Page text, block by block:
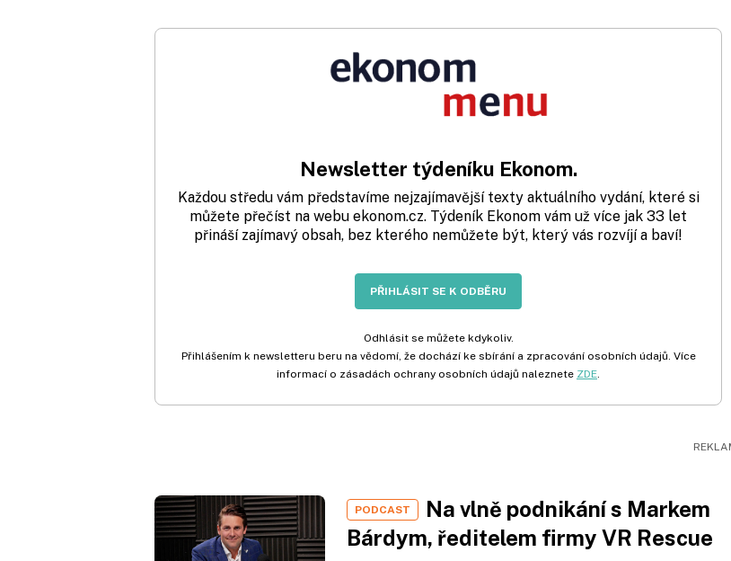
Newsletter týdeníku Ekonom.
Každou středu vám představíme nejzajímavější texty aktuálního vydání, které si
můžete přečíst na webu ekonom.cz. Týdeník Ekonom vám už více jak 33 let
přináší zajímavý obsah, bez kterého nemůžete být, který vás rozvíjí a baví!
PŘIHLÁSIT SE K ODBĚRU
Odhlásit se můžete kdykoliv.
Přihlášením k newsletteru beru na vědomí, že dochází ke sbírání a zpracování osobních údajů. Více
informací o zásadách ochrany osobních údajů naleznete ZDE
PODCAST
Na vlně podnikání s Markem
Bárdym, ředitelem firmy VR Rescue